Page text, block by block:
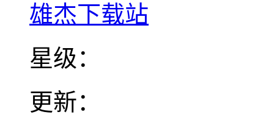
雄杰下载站
星级：
更新：